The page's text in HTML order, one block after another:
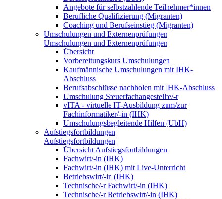
Angebote für selbstzahlende Teilnehmer*innen
Berufliche Qualifizierung (Migranten)
Coaching und Berufseinstieg (Migranten)
Umschulungen und Externenprüfungen
Umschulungen und Externenprüfungen
Übersicht
Vorbereitungskurs Umschulungen
Kaufmännische Umschulungen mit IHK-
Abschluss
Berufsabschlüsse nachholen mit IHK-Abschluss
Umschulung Steuerfachangestellte/-r
vITA - virtuelle IT-Ausbildung zum/zur
Fachinformatiker/-in (IHK)
Umschulungsbegleitende Hilfen (UbH)
Aufstiegsfortbildungen
Aufstiegsfortbildungen
Übersicht Aufstiegsfortbildungen
Fachwirt/-in (IHK)
Fachwirt/-in (IHK) mit Live-Unterricht
Betriebswirt/-in (IHK)
Technische/-r Fachwirt/-in (IHK)
Technische/-r Betriebswirt/-in (IHK)